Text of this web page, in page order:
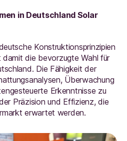
in Deutschland Solar
Konstruktionsprinzipien
die bevorzugte Wahl für
Die Fähigkeit der
Überwachung
Erkenntnisse zu
Präzision und Effizienz, die
erwartet werden.